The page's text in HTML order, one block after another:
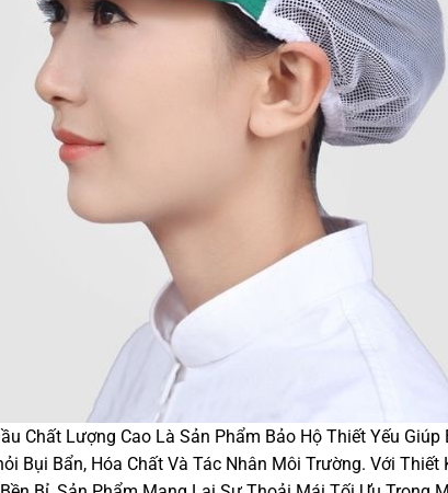
Chất Lượng Cao Là Sản Phẩm Bảo Hộ Thiết Yếu Giúp
Bụi Bẩn, Hóa Chất Và Tác Nhân Môi Trường. Với Thiết